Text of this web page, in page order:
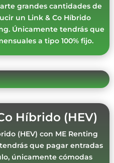
grandes cantidades de
un Link & Co Híbrido
Únicamente tendrás que
a tipo 100% fijo.
Híbrido (HEV)
(HEV) con ME Renting
que pagar entradas
únicamente cómodas